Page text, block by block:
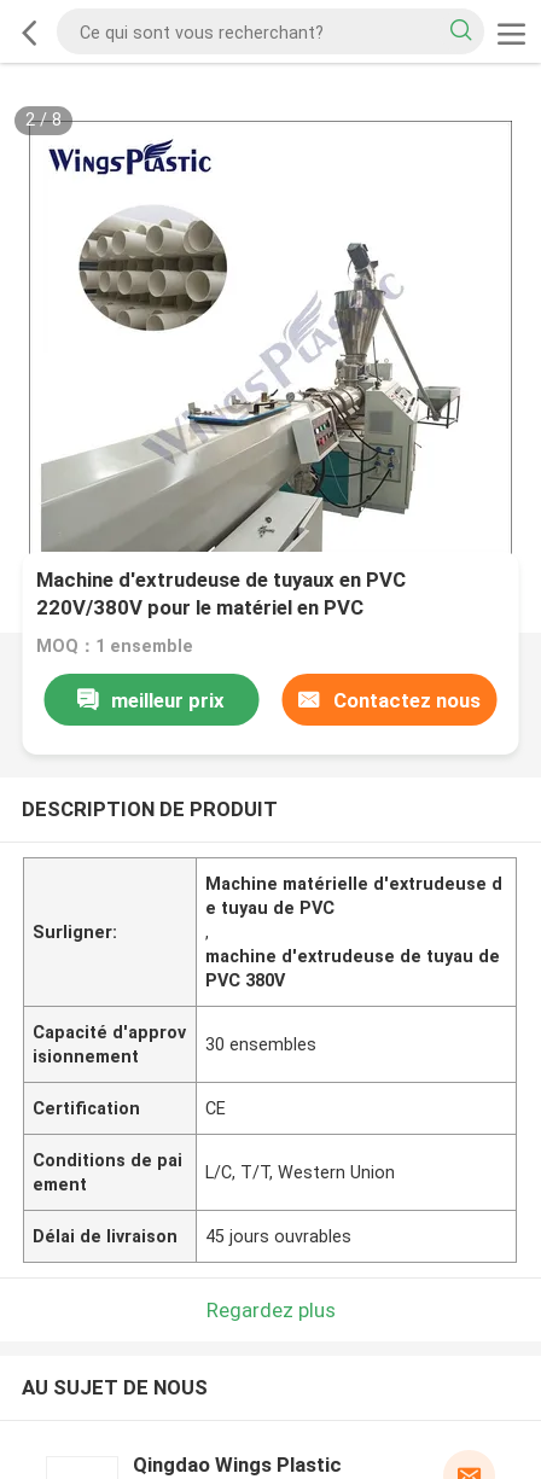
2/8
Machine d'extrudeuse de tuyaux en PVC
220V/380V pour le matériel en PVC
MOQ：1 ensemble
meilleur prix Contactez nous
DESCRIPTION DE PRODUIT
Surligner:
Machine matérielle d'extrudeuse d
e tuyau de PVC
,
machine d'extrudeuse de tuyau de
PVC 380V
Capacité d'approv
isionnement
30 ensembles
Certification CE
Conditions de pai
ement
L/C, T/T, Western Union
Délai de livraison 45 jours ouvrables
Regardez plus
AU SUJET DE NOUS
Qingdao Wings Plastic